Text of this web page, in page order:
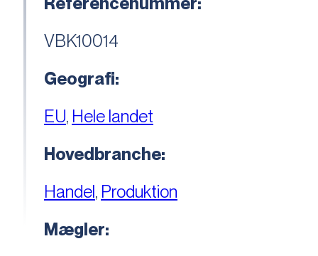
VBK10014
Geografi:
EU, Hele landet
Hovedbranche:
Handel, Produktion
Mægler: